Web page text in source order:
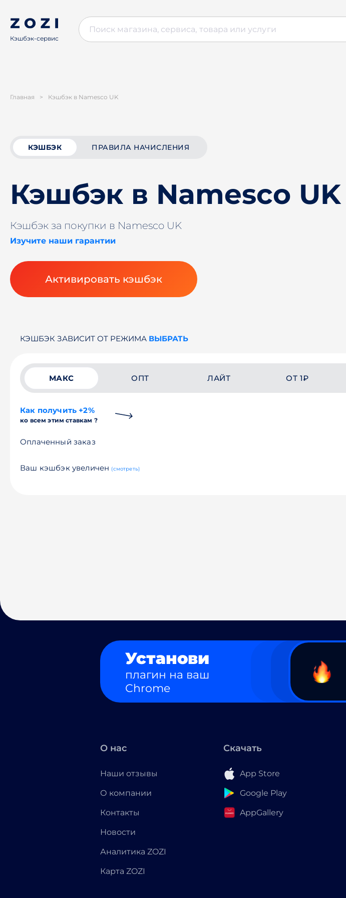
Кэшбэк-сервис
Главная > Кэшбэк в Namesco UK
КЭШБЭК ПРАВИЛА НАЧИСЛЕНИЯ
Кэшбэк в Namesco UK
Кэшбэк за покупки в Namesco UK
Изучите наши гарантии
Активировать кэшбэк
КЭШБЭК ЗАВИСИТ ОТ РЕЖИМА ВЫБРАТЬ
МАКС ОПТ ЛАЙТ ОТ 1₽
Как получить +2%
ко всем этим ставкам ?
Оплаченный заказ
Ваш кэшбэк увеличен (смотреть)
Установи
плагин на ваш
Chrome
О нас
Наши отзывы
О компании
Контакты
Новости
Аналитика ZOZI
Карта ZOZI
Скачать
App Store
Google Play
AppGallery